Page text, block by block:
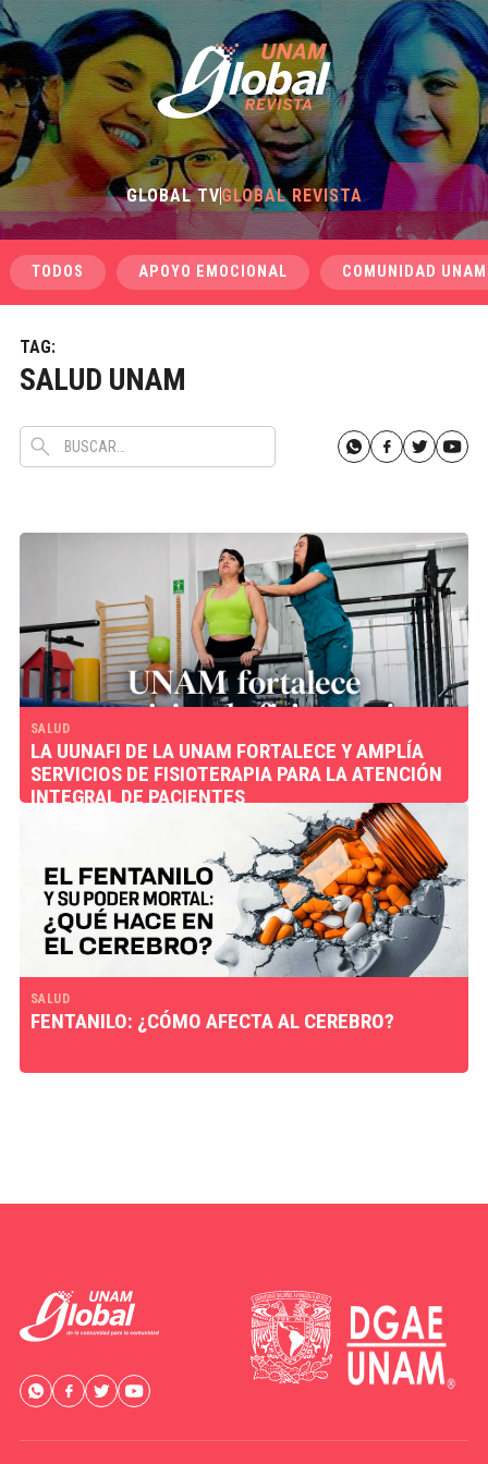
GLOBAL TVGLOBAL REVISTA
TODOS APOYO EMOCIONAL COMUNIDAD UNAM
TAG:
SALUD UNAM
SALUD
LA UUNAFI DE LA UNAM FORTALECE Y AMPLÍA
SERVICIOS DE FISIOTERAPIA PARA LA ATENCIÓN
INTEGRAL DE PACIENTES
SALUD
FENTANILO: ¿CÓMO AFECTA AL CEREBRO?